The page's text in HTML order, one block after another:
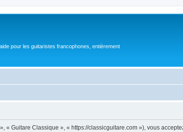
pour les guitaristes francophones, entièrement
Guitare Classique », « https://classicguitare.com »), vous